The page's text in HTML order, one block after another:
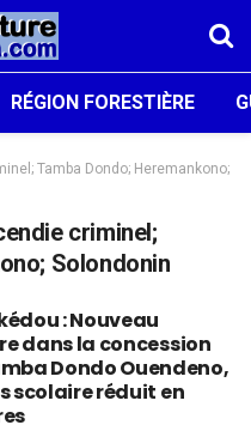
RÉGION FORESTIÈRE
Tamba Dondo; Heremankono;
criminel;
Solondonin
: Nouveau
dans la concession
Dondo Ouendeno,
scolaire réduit en